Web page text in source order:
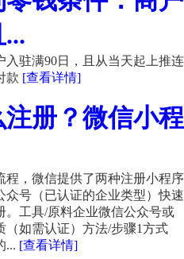
驻满90日，且从当天起上推连
款 [查看详情]
册？微信小程
程，微信提供了两种注册小程序
众号（已认证的企业类型）快速
。工具/原料企业微信公众号或
如需认证）方法/步骤1方式
... [查看详情]